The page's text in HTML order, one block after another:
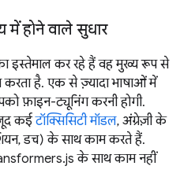
होने वाले सुधार
इस्तेमाल कर रहे हैं वह मुख्य रूप से
करता है. एक से ज़्यादा भाषाओं में
फ़ाइन-ट्यूनिंग करनी होगी.
कईटॉक्सिसिटी मॉडल, अंग्रेज़ी के
डच) के साथ काम करते हैं.
के साथ काम नहीं